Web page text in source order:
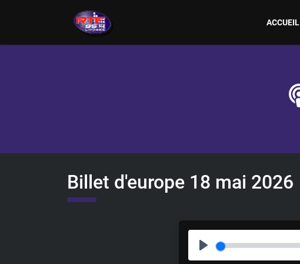
ACCUEIL
Billet d'europe 18 mai 2026
P